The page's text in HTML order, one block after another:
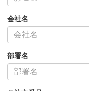
会社名
部署名